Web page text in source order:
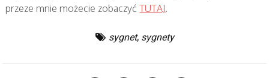
przeze mnie możecie zobaczyćTUTAJ.
sygnet, sygnety